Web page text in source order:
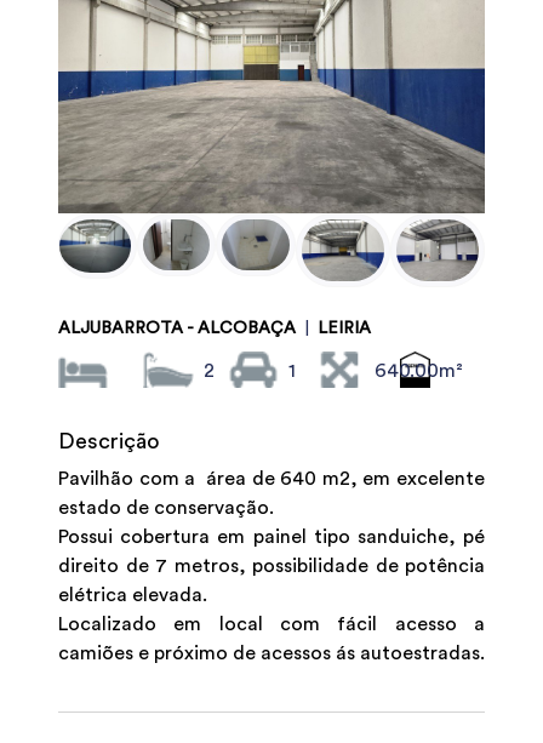
ALJUBARROTA - ALCOBAÇA LEIRIA
2 1 640.00m²
Descrição
Pavilhão com a área de 640 m2, em excelente
estado de conservação.
Possui cobertura em painel tipo sanduiche, pé
direito de 7 metros, possibilidade de potência
elétrica elevada.
Localizado em local com fácil acesso a
camiões e próximo de acessos ás autoestradas.